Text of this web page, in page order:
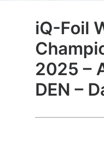
iQ-Foil
2025 –
DEN –